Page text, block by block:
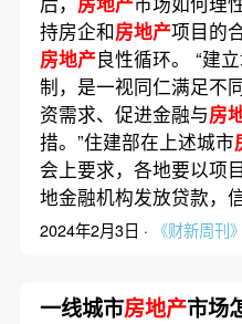
持房企和房地产项目的
房地产良性循环。 “建
制，是一视同仁满足不
资需求、促进金融与房
措。”住建部在上述城市
会上要求，各地要以项
地金融机构发放贷款
2024年2月3日 · 《财新周刊
一线城市房地产市场